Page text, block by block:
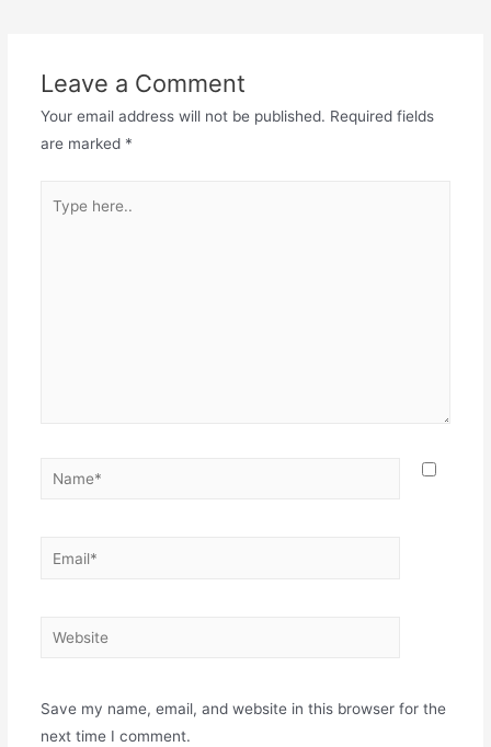
Leave a Comment
Your email address will not be published. Required fields
are marked *
Save my name, email, and website in this browser for the
next time I comment.